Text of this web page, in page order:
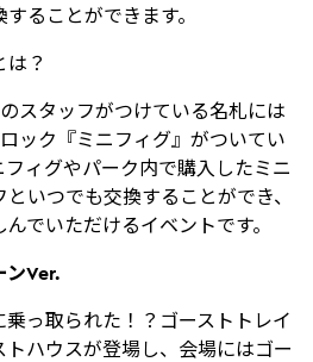
ることができます。
？
スタッフがつけている名札には
ック『ミニフィグ』がついてい
ィグやパーク内で購⼊したミニ
いつでも交換することができ、
でいただけるイベントです。
ンVer.
っ取られた！？ゴーストトレイ
ハウスが登場し、会場にはゴー